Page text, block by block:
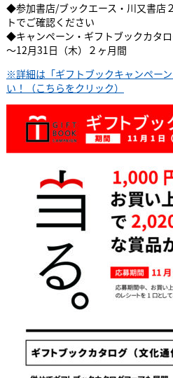
◆参加書店/ブックエース・川又書店
トでご確認ください
◆キャンペーン・ギフトブックカタ
～12月31日（木）２ヶ月間
※詳細は「ギフトブックキャンペー
い！（こちらをクリック）